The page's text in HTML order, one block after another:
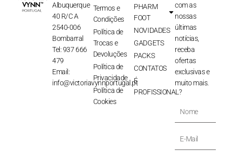
Albuquerque
40 R/C A
2540-006
Bombarral
Tel: 937 666
479
Email:
info@victoriavynnportugal.pt
Termos e
Condições
Política de
Trocas e
Devoluções
Política de
Privacidade
Política de
Cookies
PHARM
FOOT
NOVIDADES
GADGETS
PACKS
CONTATOS
É
PROFISSIONAL?
com as
nossas
últimas
notícias,
receba
ofertas
exclusivas e
muito mais.
Nome
E-